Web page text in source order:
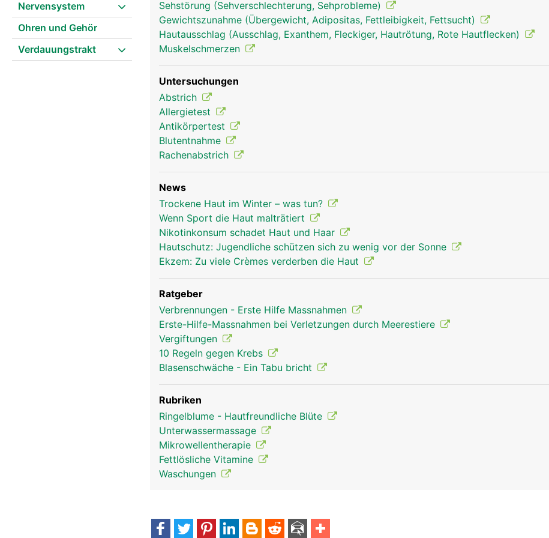
Nervensystem
Ohren und Gehör
Verdauungstrakt
Strukturen (Muskeln, Sehnen, Knorpel, Knochen) verbinden.
Haut Frau Haut Mann
Sehstörung (Sehverschlechterung, Sehprobleme)
Gewichtszunahme (Übergewicht, Adipositas, Fettleibigkeit, Fettsucht)
Hautausschlag (Ausschlag, Exanthem, Fleckiger, Hautrötung, Rote Hautflecken)
Muskelschmerzen
Untersuchungen
Abstrich
Allergietest
Antikörpertest
Blutentnahme
Rachenabstrich
News
Trockene Haut im Winter – was tun?
Wenn Sport die Haut malträtiert
Nikotinkonsum schadet Haut und Haar
Hautschutz: Jugendliche schützen sich zu wenig vor der Sonne
Ekzem: Zu viele Crèmes verderben die Haut
Ratgeber
Verbrennungen - Erste Hilfe Massnahmen
Erste-Hilfe-Massnahmen bei Verletzungen durch Meerestiere
Vergiftungen
10 Regeln gegen Krebs
Blasenschwäche - Ein Tabu bricht
Rubriken
Ringelblume - Hautfreundliche Blüte
Unterwassermassage
Mikrowellentherapie
Fettlösliche Vitamine
Waschungen